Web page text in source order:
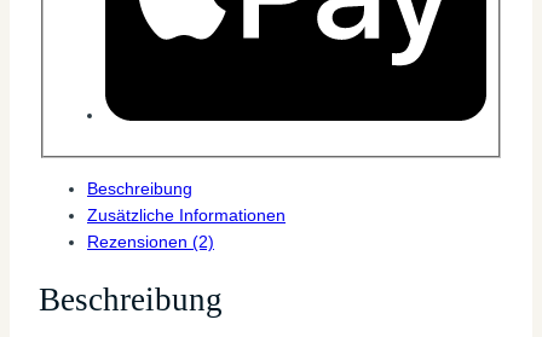
Beschreibung
Zusätzliche Informationen
Rezensionen (2)
Beschreibung